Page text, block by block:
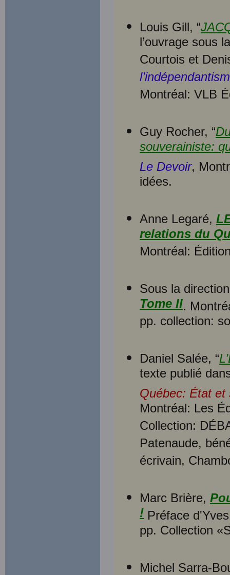
Louis Gill, “
l’ouvrage sous
Courtois et
Montréal: VLB
Guy Rocher, “
souverainiste:
Le Devoir,
idées.
Anne Legaré,
relations du
Montréal:
Sous la
Tome II.
pp. collection:
Daniel Salée, “
texte publié
Québec: État et
Montréal: Les
Collection:
Patenaude,
écrivain,
Marc Brière,
! Préface
pp. Collection
Michel Sarra-